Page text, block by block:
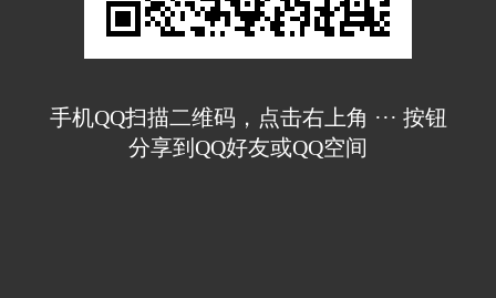
手机QQ扫描二维码，点击右上角 ··· 按钮
分享到QQ好友或QQ空间